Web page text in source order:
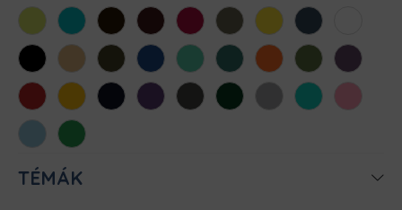
AlmazöldAtollkékBarnaBordóChili Cink Citromsárga
Denim
FeketeHomokKhaki KirálykékMentaMéregzöld
NarancsOliva Padlizsán
Piros SárgaSötétkékSötétlilaSötétszürke
SötétzöldSportszürke
Türkiz
Világos
rózsaszín
Világoskék
Zöld
TÉMÁK